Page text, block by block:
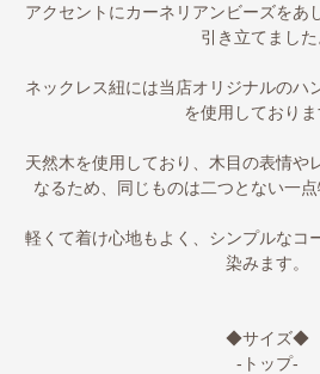
アクセントにカーネリアンビーズをあ
引き立てました
ネックレス紐には当店オリジナルのハ
を使用しておりま
天然木を使用しており、木目の表情や
なるため、同じものは二つとない一点
軽くて着け心地もよく、シンプルなコ
染みます。
◆サイズ◆
-トップ-